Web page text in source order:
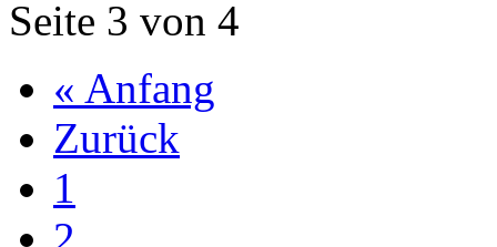
Seite 3 von 4
« Anfang
Zurück
1
2